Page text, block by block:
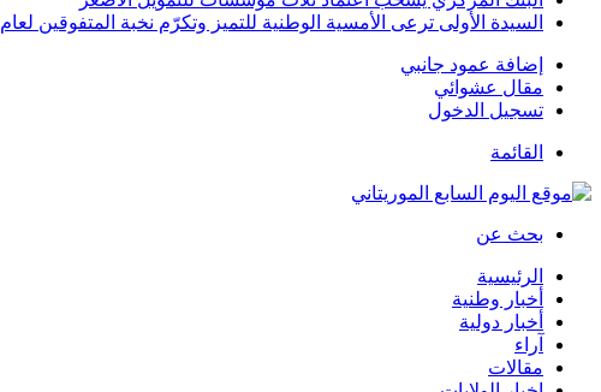
السيدة الأولى ترعى الأمسية الوطنية للتميز وتكرّم نخبة المتفوقين لعام 2026
إضافة عمود جانبي
مقال عشوائي
تسجيل الدخول
القائمة
بحث عن
الرئيسية
أخبار وطنية
أخبار دولية
آراء
مقالات